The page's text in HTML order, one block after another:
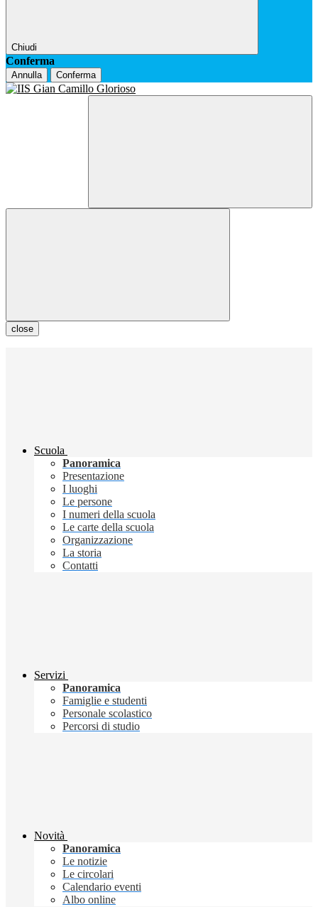
Chiudi
Conferma
Annulla Conferma
close
Scuola
Panoramica
Presentazione
I luoghi
Le persone
I numeri della scuola
Le carte della scuola
Organizzazione
La storia
Contatti
Servizi
Panoramica
Famiglie e studenti
Personale scolastico
Percorsi di studio
Novità
Panoramica
Le notizie
Le circolari
Calendario eventi
Albo online